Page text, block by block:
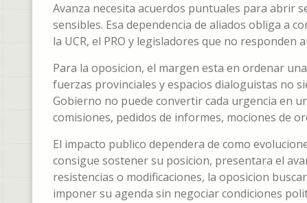
Avanza necesita acuerdos puntuales para abrir
sensibles. Esa dependencia de aliados obliga a
la UCR, el PRO y legisladores que no responden
Para la oposicion, el margen esta en ordenar
fuerzas provinciales y espacios dialoguistas no
Gobierno no puede convertir cada urgencia en
comisiones, pedidos de informes, mociones de
El impacto publico dependera de como
consigue sostener su posicion, presentara el
resistencias o modificaciones, la oposicion
imponer su agenda sin negociar condiciones